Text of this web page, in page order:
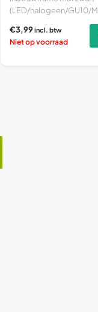
(LED/halogeen/GU10/
AR16/50mm)
€3,99incl. btw
Niet op voorraad